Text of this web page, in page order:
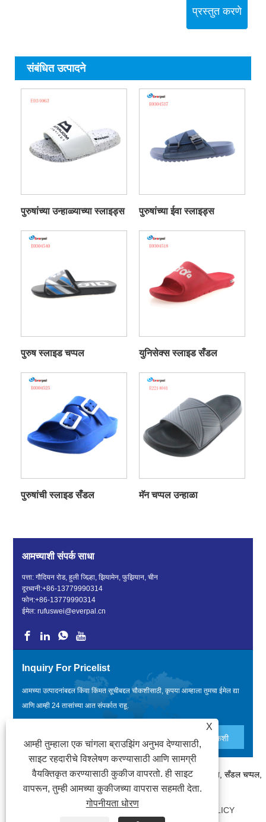
प्रस्तुत करणे
संबंधित उत्पादने
पुरुषांच्या उन्हाळ्याच्या स्लाइड्स पुरुषांच्या ईवा स्लाइड्स
पुरुष स्लाइड चप्पल युनिसेक्स स्लाइड सँडल
पुरुषांची स्लाइड सँडल मॅन चप्पल उन्हाळा
आमच्याशी संपर्क साधा
पत्ता: गौदियन रोड, हुली जिल्हा, झियामेन, फुझियान, चीन
दूरध्वनी:+86-13779990314
फोन:+86-13779990314
ईमेल:rufuswei@everpal.cn
Inquiry For Pricelist
आमच्या उत्पादनांबद्दल किंवा किंमत सूचीबद्दल चौकशीसाठी, कृपया आम्हाला तुमचा ईमेल द्या
आणि आम्ही 24 तासांच्या आत संपर्कात राहू.
कॉपीराइट © 2022 झियामेन एव्हरपल ट्रेड कंपनी, लिमिटेड - फ्लिप फ्लॉप, सँडल चप्पल,
स्लाइड्स चप्पल - सर्व हक्क राखीव आहेत.
SITEMAP|RSS|XML PRIVACY POLICY
X
आम्ही तुम्हाला एक चांगला ब्राउझिंग अनुभव देण्यासाठी,
साइट रहदारीचे विश्लेषण करण्यासाठी आणि सामग्री
वैयक्तिकृत करण्यासाठी कुकीज वापरतो. ही साइट
वापरून, तुम्ही आमच्या कुकीजच्या वापरास सहमती देता.
गोपनीयता धोरण